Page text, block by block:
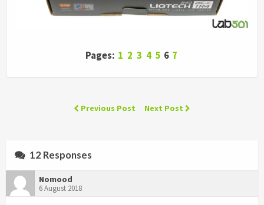
Pages: 1 2 3 4 5 6 7
Previous Post Next Post
12 Responses
Nomood
6 August 2018